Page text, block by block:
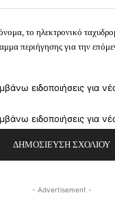
το ηλεκτρονικό
περιήγησης για την
ειδοποιήσεις για
ειδοποιήσεις για
- Advertisement -